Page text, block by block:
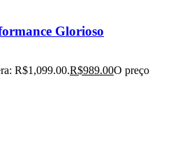
Glorioso
R$1,099.00.R$989.00O preço